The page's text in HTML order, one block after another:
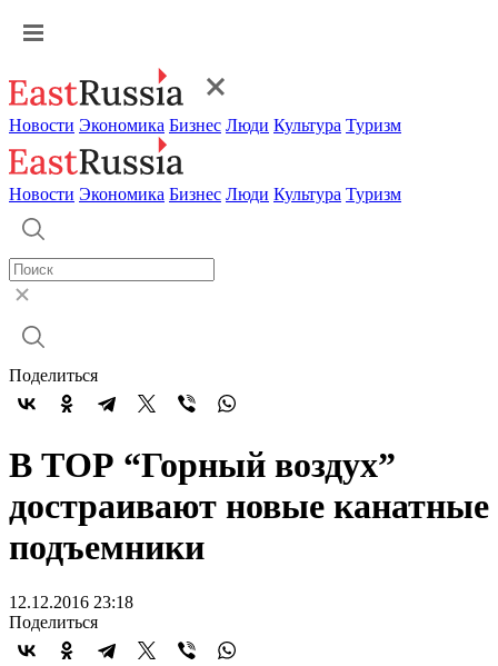
Новости Экономика Бизнес Люди Культура Туризм
Новости Экономика Бизнес Люди Культура Туризм
Поделиться
В ТОР “Горный воздух”
достраивают новые канатные
подъемники
12.12.2016 23:18
Поделиться